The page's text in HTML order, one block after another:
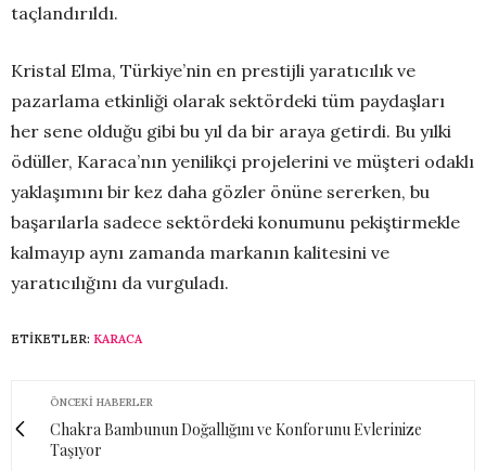
taçlandırıldı.
Kristal Elma, Türkiye’nin en prestijli yaratıcılık ve
pazarlama etkinliği olarak sektördeki tüm paydaşları
her sene olduğu gibi bu yıl da bir araya getirdi. Bu yılki
ödüller, Karaca’nın yenilikçi projelerini ve müşteri odaklı
yaklaşımını bir kez daha gözler önüne sererken, bu
başarılarla sadece sektördeki konumunu pekiştirmekle
kalmayıp aynı zamanda markanın kalitesini ve
yaratıcılığını da vurguladı.
ETIKETLER: KARACA
ÖNCEKI HABERLER
Chakra Bambunun Doğallığını ve Konforunu Evlerinize
Taşıyor